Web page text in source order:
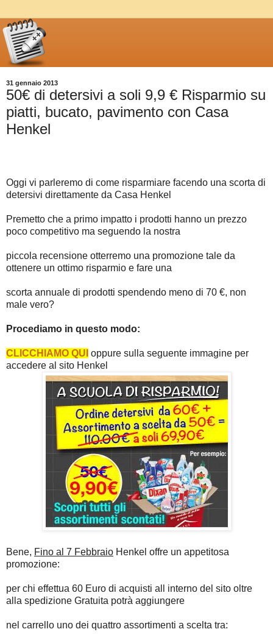
31 gennaio 2013
50€ di detersivi a soli 9,9 € Risparmio su
piatti, bucato, pavimento con Casa
Henkel
Oggi vi parleremo di come risparmiare facendo una scorta di
detersivi direttamente da Casa Henkel
Premetto che a primo impatto i prodotti hanno un prezzo
poco competitivo ma seguendo la nostra
piccola recensione otterremo una promozione tale da
ottenere un ottimo risparmio e fare una
scorta annuale di prodotti spendendo meno di 70 €, non
male vero?
Procediamo in questo modo:
CLICCHIAMO QUI oppure sulla seguente immagine per
accedere al sito Henkel
Bene, Fino al 7 Febbraio Henkel offre un appetitosa
promozione:
per chi effettua 60 Euro di acquisti all interno del sito oltre
alla spedizione Gratuita potrà aggiungere
nel carrello uno dei quattro assortimenti a scelta tra: